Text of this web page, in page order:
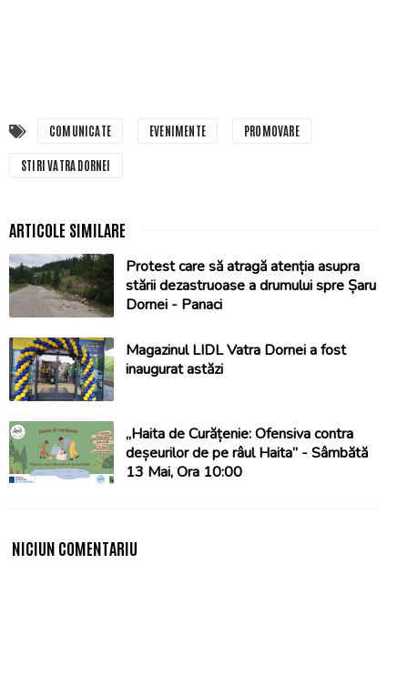
COMUNICATE EVENIMENTE PROMOVARE
STIRI VATRA DORNEI
Protest care să atragă atenția asupra
stării dezastruoase a drumului spre Șaru
Dornei - Panaci
Magazinul LIDL Vatra Dornei a fost
inaugurat astăzi
„Haita de Curățenie: Ofensiva contra
deșeurilor de pe râul Haita” - Sâmbătă
13 Mai, Ora 10:00
NICIUN COMENTARIU